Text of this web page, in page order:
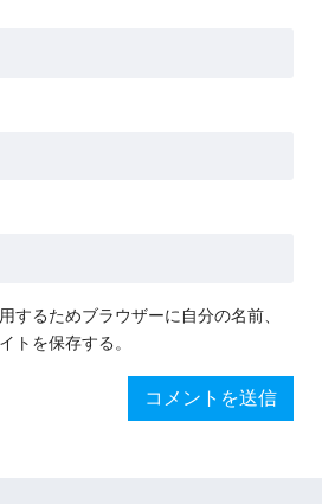
するためブラウザーに自分の名前、
トを保存する。